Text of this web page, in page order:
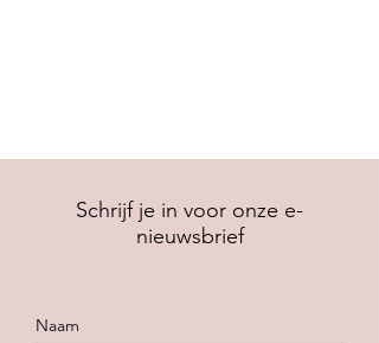
Schrijf je in voor onze e-
nieuwsbrief